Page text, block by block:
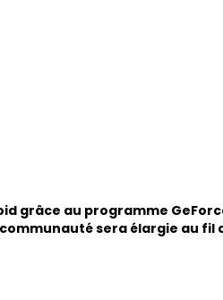
grâce au programme
sera élargie au fil